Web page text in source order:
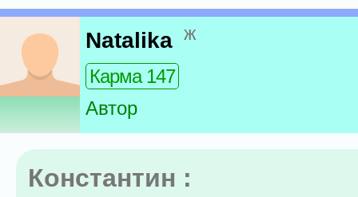
Natalika ж
Карма 147
Автор
Константин :